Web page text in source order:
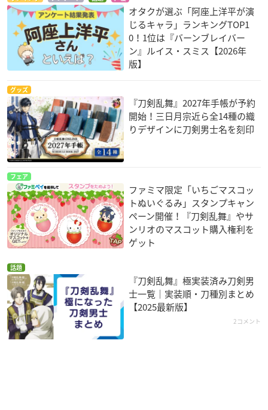
オタクが選ぶ「阿座上洋平が演
じるキャラ」ランキングTOP1
0！1位は『バーンブレイバー
ン』ルイス・スミス【2026年
版】
グッズ
『刀剣乱舞』2027年手帳が予約
開始！三日月宗近ら全14種の織
りデザインに刀剣男士名を刻印
フェア
ファミマ限定「いちごマスコッ
トぬいぐるみ」スタンプキャン
ペーン開催！『刀剣乱舞』やサ
ンリオのマスコット購入権利を
ゲット
話題
『刀剣乱舞』極実装済み刀剣男
士一覧｜実装順・刀種別まとめ
【2025最新版】
2コメント